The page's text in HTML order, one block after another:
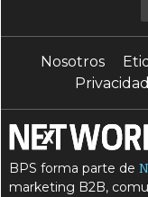
Nosotros
Privacidad
BPS forma parte de
marketing B2B,